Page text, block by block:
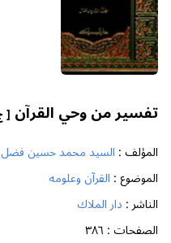
تفسير من وحي القرآن [ ج
المؤلف : السيد محمد حسين فضل
الموضوع : القرآن وعلومه
الناشر : دار الملاك
الصفحات : ٣٨٦